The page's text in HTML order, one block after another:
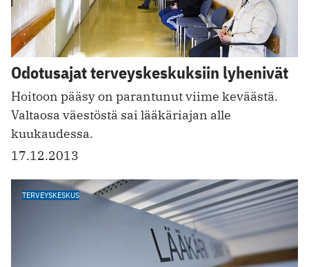
Odotusajat terveyskeskuksiin lyhenivät
Hoitoon pääsy on parantunut viime keväästä.
Valtaosa väestöstä sai lääkäriajan alle
kuukaudessa.
17.12.2013
TERVEYSKESKUS